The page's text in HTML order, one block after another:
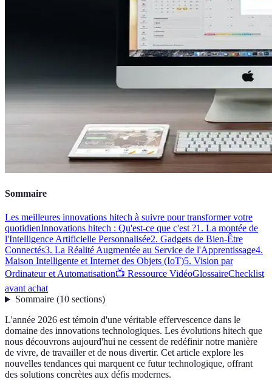
Sommaire
Les meilleures innovations hitech à suivre pour transformer votre
quotidienInnovations hitech : Qu'est-ce que c'est ?1. La montée de
l'Intelligence Artificielle Personnalisée2. Gadgets de Bien-Être
Connectés3. La Réalité Augmentée au Service de l'Apprentissage4.
Maison Intelligente et Internet des Objets (IoT)5. Vision par
Ordinateur et Automatisation📺 Ressource VidéoGlossaireChecklist
avant achat
Sommaire(10 sections)
L'année 2026 est témoin d'une véritable effervescence dans le
domaine des innovations technologiques. Les évolutions hitech que
nous découvrons aujourd'hui ne cessent de redéfinir notre manière
de vivre, de travailler et de nous divertir. Cet article explore les
nouvelles tendances qui marquent ce futur technologique, offrant
des solutions concrètes aux défis modernes.